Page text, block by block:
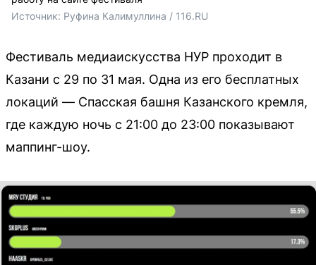
Источник: Руфина Калимуллина / 116.RU
Фестиваль медиаискусства НУР проходит в
Казани с 29 по 31 мая. Одна из его бесплатных
локаций — Спасская башня Казанского кремля,
где каждую ночь с 21:00 до 23:00 показывают
маппинг-шоу.